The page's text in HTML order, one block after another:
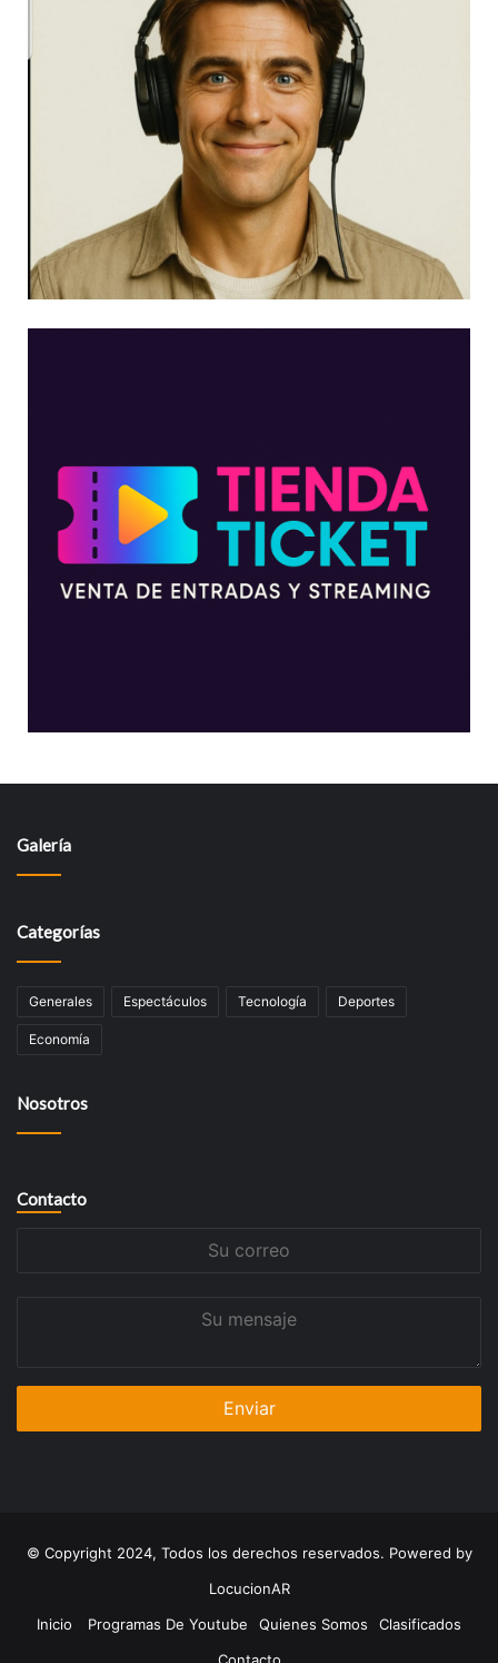
Galería
Categorías
Generales Espectáculos Tecnologí­a Deportes
Economía
Nosotros
Contacto
© Copyright 2024, Todos los derechos reservados. Powered by
LocucionAR
Inicio
Programas De Youtube Quienes Somos
Clasificados